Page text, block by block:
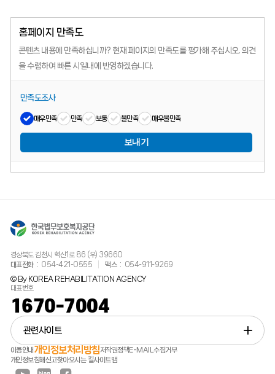
홈페이지 만족도
콘텐츠 내용에 만족하십니까? 현재 페이지의 만족도를 평가해 주십시오. 의견
을 수렴하여 빠른 시일내에 반영하겠습니다.
만족도조사
매우만족 만족 보통 불만족 매우불만족
보내기
이용안내 개인정보처리방침저작권정책E-MAIL수집거부
개인정보침해신고찾아오시는 길사이트맵
경상북도 김천시 혁신1로 86 (우) 39660
대표전화
054-421-0555 팩스 054-911-9269
© By KOREA REHABILITATION AGENCY
대표번호
1670-7004
관련사이트